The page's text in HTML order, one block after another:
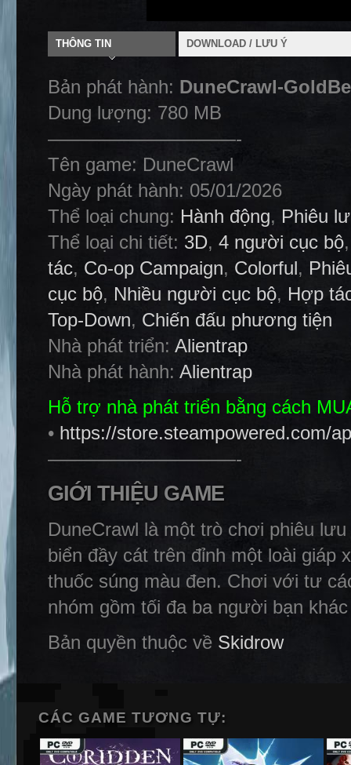
THÔNG TIN DOWNLOAD / LƯU Ý
Bản phát hành: DuneCrawl-
Dung lượng: 780 MB
——————————-
Tên game: DuneCrawl
Ngày phát hành: 05/01/2026
Thể loại chung: Hành động, Phiêu
Thể loại chi tiết: 3D, 4 người cục bộ
tác, Co-op Campaign, Colorful,
cục bộ, Nhiều người cục bộ, Hợp
Top-Down, Chiến đấu phương tiện
Nhà phát triển: Alientrap
Nhà phát hành: Alientrap
Hỗ trợ nhà phát triển bằng cách
• https://store.steampowered.com/
——————————-
GIỚI THIỆU GAME
DuneCrawl là một trò chơi phiêu
biển đầy cát trên đỉnh một loài giáp
thuốc súng màu đen. Chơi với tư
nhóm gồm tối đa ba người bạn
Bản quyền thuộc về Skidrow
CÁC GAME TƯƠNG TỰ: